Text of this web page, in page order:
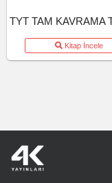
Kitap İncele